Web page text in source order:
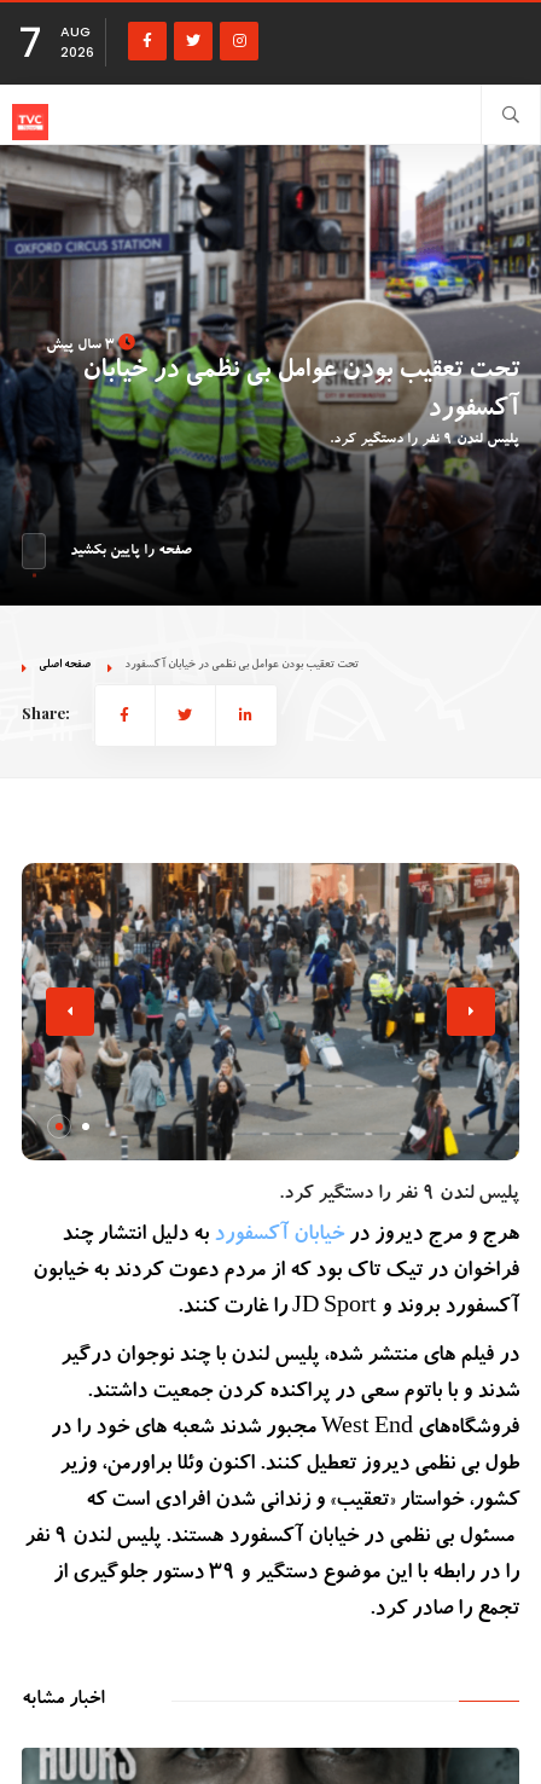
7
AUG
2026
3 سال پیش
تحت تعقیب بودن عوامل بی نظمی در خیابان
آکسفورد
پلیس لندن 9 نفر را دستگیر کرد.
صفحه را پایین بکشید
صفحه اصلی تحت تعقیب بودن عوامل بی نظمی در خیابان آکسفورد
Share:
پلیس لندن 9 نفر را دستگیر کرد.
هرج و مرج دیروز درخیابان آکسفورد به دلیل انتشار چند
فراخوان در تیک تاک بود که از مردم دعوت کردند به خیابون
آکسفورد بروند و JD Sport را غارت کنند.
در فیلم های منتشر شده، پلیس لندن با چند نوجوان درگیر
شدند و با باتوم سعی در پراکنده کردن جمعیت داشتند.
فروشگاه‌های West End مجبور شدند شعبه های خود را در
طول بی نظمی دیروز تعطیل کنند. اکنون وئلا براورمن، وزیر
کشور، خواستار «تعقیب» و زندانی شدن افرادی است که
مسئول بی نظمی در خیابان آکسفورد هستند. پلیس لندن 9 نفر
را در رابطه با این موضوع دستگیر و 39 دستور جلوگیری از
تجمع را صادر کرد.
اخبار مشابه